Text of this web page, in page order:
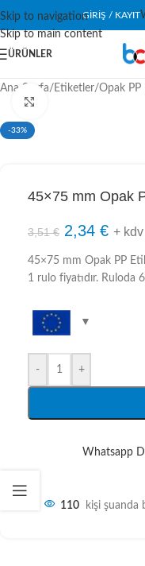
Skip to navigation
Skip to main content
GIRIŞ / KAYIT
ÜRÜNLER
Ana Sayfa/ Etiketler/Opak PP
-33%
45×75 mm Opak
3,51€ 2,34 € + kdv
45×75 mm Opak PP
1 rulo fiyatıdır. Ruloda
- +
Whatsapp
110 kişi şuanda